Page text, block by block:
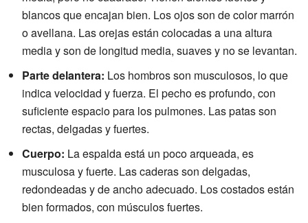
blancos que encajan bien. Los ojos son de color marrón
o avellana. Las orejas están colocadas a una altura
media y son de longitud media, suaves y no se levantan.
Parte delantera: Los hombros son musculosos, lo que
indica velocidad y fuerza. El pecho es profundo, con
suficiente espacio para los pulmones. Las patas son
rectas, delgadas y fuertes.
Cuerpo: La espalda está un poco arqueada, es
musculosa y fuerte. Las caderas son delgadas,
redondeadas y de ancho adecuado. Los costados están
bien formados, con músculos fuertes.